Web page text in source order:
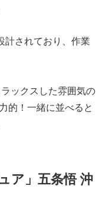
計されており、作業
ックスした雰囲気の
的！一緒に並べると
ア」五条悟 沖